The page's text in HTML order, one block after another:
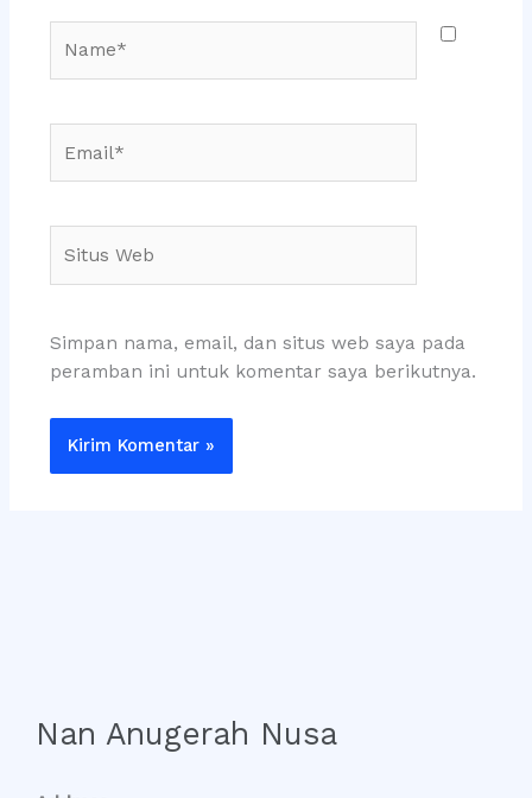
Web
Simpan nama, email, dan situs web saya pada
peramban ini untuk komentar saya berikutnya.
Nan Anugerah Nusa